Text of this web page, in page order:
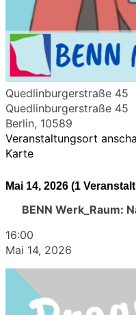
Quedlinburgerstraße 45
Quedlinburgerstraße 45
Berlin, 10589
Veranstaltungsort
Karte
Mai 14, 2026 (1
BENN Werk_Raum:
16:00
Mai 14, 2026